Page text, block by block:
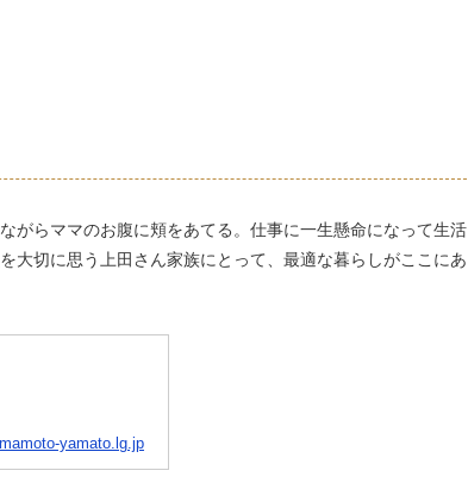
らママのお腹に頬をあてる。仕事に一生懸命になって生活
大切に思う上田さん家族にとって、最適な暮らしがここにあ
yamato.lg.jp